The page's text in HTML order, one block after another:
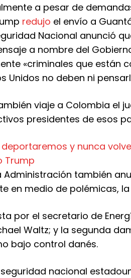
a pesar de
redujo el envío a
Nacional anunció
a nombre del
«criminales que están
Unidos no deben ni
viaje a Colombia el
presidentes de esos
y nunca
Trump
Administración también
en medio de polémicas,
por el secretario de
Waltz; y la segunda
bajo control danés.
nacional